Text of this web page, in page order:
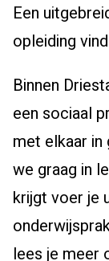
Een
opleiding
Binnen
een sociaal
met elkaar in
we graag in
krijgt voer je
lees je meer